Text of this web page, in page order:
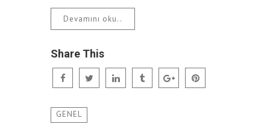
Devamını oku..
Share This
GENEL